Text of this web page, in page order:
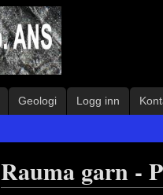
Geologi Logg inn
Rauma garn -